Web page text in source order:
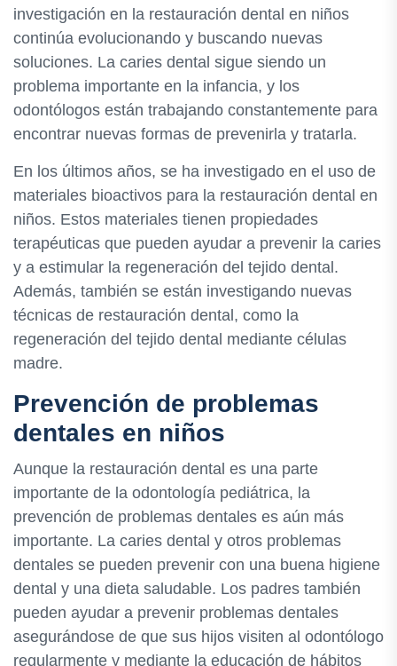
investigación en la restauración dental en niños
continúa evolucionando y buscando nuevas
soluciones. La caries dental sigue siendo un
problema importante en la infancia, y los
odontólogos están trabajando constantemente para
encontrar nuevas formas de prevenirla y tratarla.
En los últimos años, se ha investigado en el uso de
materiales bioactivos para la restauración dental en
niños. Estos materiales tienen propiedades
terapéuticas que pueden ayudar a prevenir la caries
y a estimular la regeneración del tejido dental.
Además, también se están investigando nuevas
técnicas de restauración dental, como la
regeneración del tejido dental mediante células
madre.
Prevención de problemas
dentales en niños
Aunque la restauración dental es una parte
importante de la odontología pediátrica, la
prevención de problemas dentales es aún más
importante. La caries dental y otros problemas
dentales se pueden prevenir con una buena higiene
dental y una dieta saludable. Los padres también
pueden ayudar a prevenir problemas dentales
asegurándose de que sus hijos visiten al odontólogo
regularmente y mediante la educación de hábitos